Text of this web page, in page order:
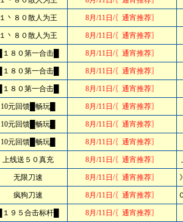
１丶８０散人为王 8月/11日/〖通宵推荐〗
１丶８０散人为王 8月/11日/〖通宵推荐〗
█１８０第一合击█ 8月/11日/〖通宵推荐〗
█１８０第一合击█ 8月/11日/〖通宵推荐〗
█１８０第一合击█ 8月/11日/〖通宵推荐〗
10元回馈█畅玩█ 8月/11日/〖通宵推荐〗
10元回馈█畅玩█ 8月/11日/〖通宵推荐〗
10元回馈█畅玩█ 8月/11日/〖通宵推荐〗
上线送５０真充 8月/11日/〖通宵推荐〗
无限刀速 8月/11日/〖通宵推荐〗
疯狗刀速 8月/11日/〖通宵推荐〗
█１９５合击标杆█ 8月/11日/〖通宵推荐〗